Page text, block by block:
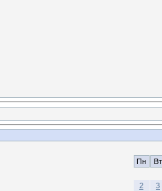
Пн Вт
2
3